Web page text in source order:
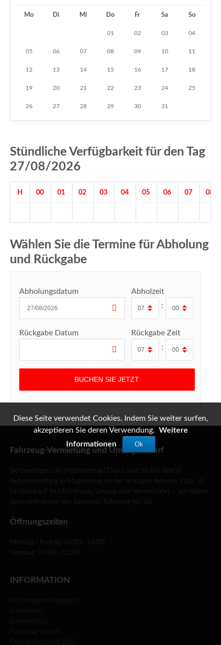
Mo Di Mi Do Fr Sa So
01 02 03 04
05 06 07 08 09 10 11
12 13 14 15 16 17 18
19 20 21 22 23 24 25
26 27 28 29 30 31
Stündliche Verfügbarkeit für den Tag
27/08/2026
H 00 01 02 03 04 05 06 07 08
Wählen Sie die Termine für Abholung
und Rückgabe
Abholungsdatum
Abholzeit
:
Rückgabe Datum
Rückgabe Zeit
:
Fahrzeug-Vermietung und Umzugsbedarf
Sie benötigen ein Mietfahrzeug? Dann sind Sie bei AWOS
Autovermietung in Magdeburg an der richtigen Adresse. Egal, ob
Großeinkauf im Möbelhaus, Umzug oder Vereinsfahrt – wir haben
garantiert immer das passende Fahrzeug für Sie.
Öffnungszeiten
Montag - Freitag: 06:00 - 18:00
Samstag: 07:00 - 12:00
INFORMATION
Nutzungsbedingungen
Fahrzeug suchen
Cookie-Richtlinie (EU)
Diese Seite verwendet Cookies. Indem Sie weiter surfen,
akzeptieren Sie deren Verwendung. Weitere
Informationen
Ok